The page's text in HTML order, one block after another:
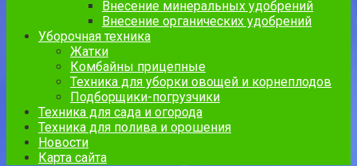
Внесение минеральных удобрений
Внесение органических удобрений
Уборочная техника
Жатки
Комбайны прицепные
Техника для уборки овощей и корнеплодов
Подборщики-погрузчики
Техника для сада и огорода
Техника для полива и орошения
Новости
Карта сайта